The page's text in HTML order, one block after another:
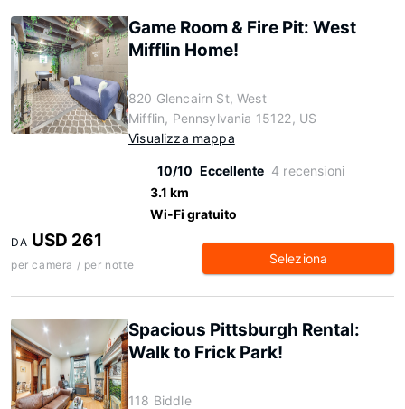
Game Room & Fire Pit: West
Mifflin Home!
820 Glencairn St, West
Mifflin, Pennsylvania 15122, US
Visualizza mappa
10/10 Eccellente 4 recensioni
3.1 km
Wi-Fi gratuito
DA USD 261
per camera / per notte Seleziona
Spacious Pittsburgh Rental:
Walk to Frick Park!
118 Biddle